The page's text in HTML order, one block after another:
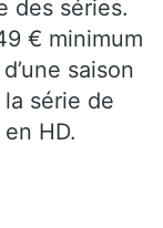
des séries.
€ minimum
saison
série de
HD.